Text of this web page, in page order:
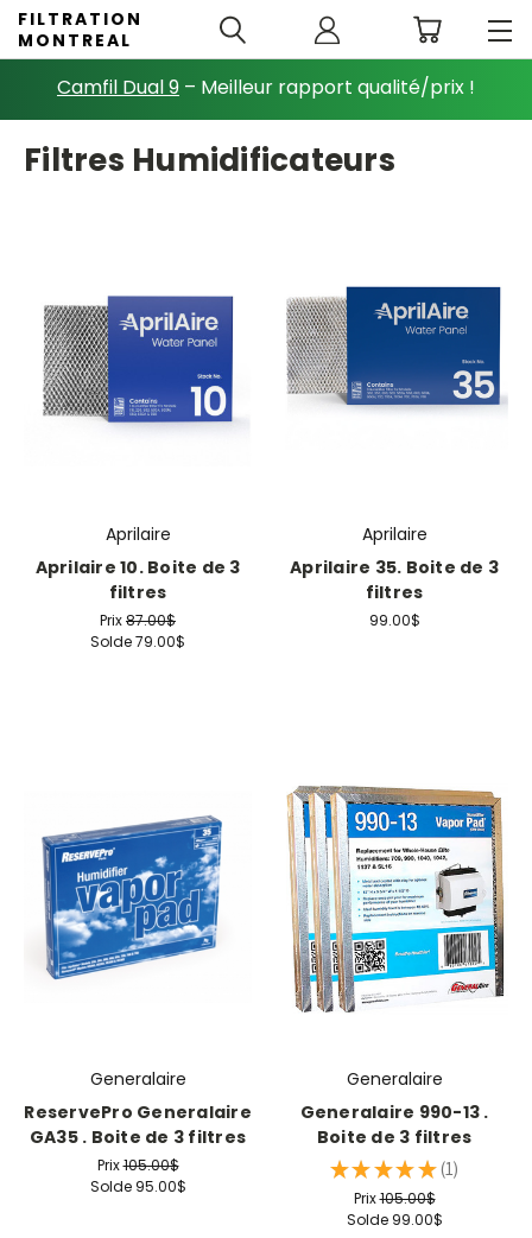
Camfil Dual 9 – Meilleur rapport qualité/prix !
FILTRATION
MONTREAL
Filtres Humidificateurs
Aprilaire
Aprilaire 10. Boite de 3
filtres
Prix87.00$
Solde79.00$
Aprilaire
Aprilaire 35. Boite de 3
filtres
99.00$
Generalaire
ReservePro Generalaire
GA35 . Boite de 3 filtres
Prix105.00$
Solde 95.00$
Generalaire
Generalaire 990-13 .
Boite de 3 filtres
★ ★ ★ ★ ★ 1
1
Prix105.00$
Solde 99.00$